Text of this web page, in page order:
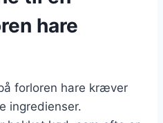
hare
forloren hare kræver
ingredienser.